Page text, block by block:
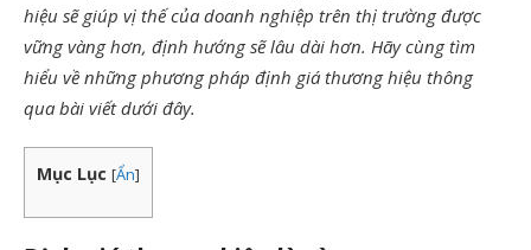
hiệu sẽ giúp vị thế của doanh nghiệp trên thị trường được
vững vàng hơn, định hướng sẽ lâu dài hơn. Hãy cùng tìm
hiểu về những phương pháp định giá thương hiệu thông
qua bài viết dưới đây.
Mục Lục [Ẩn]